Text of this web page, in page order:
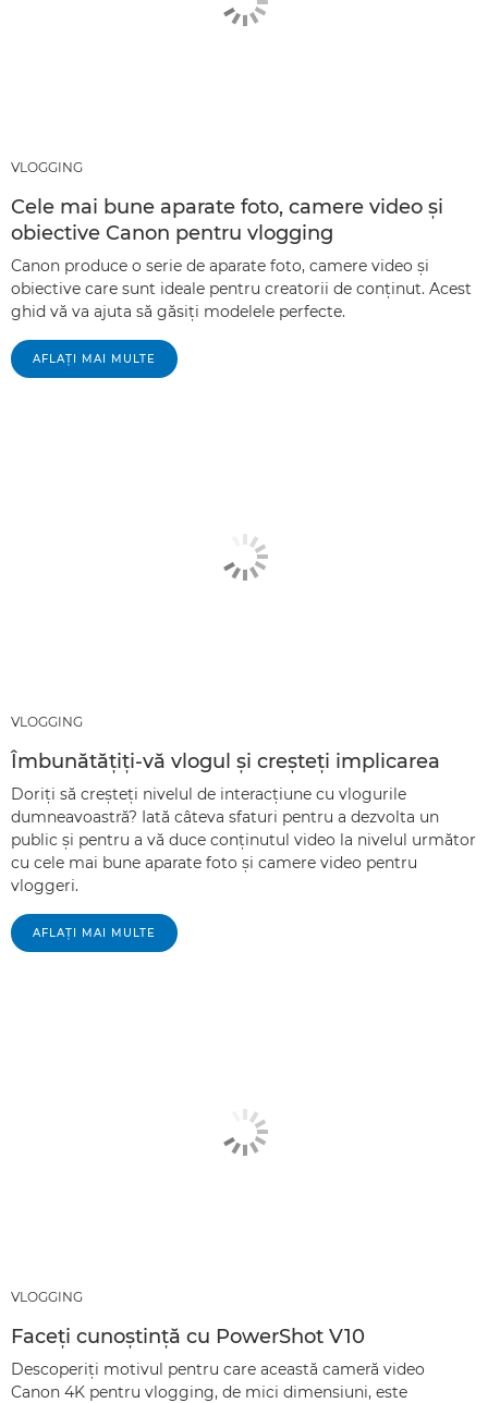
VLOGGING
Cele mai bune aparate foto, camere video şi
obiective Canon pentru vlogging
Canon produce o serie de aparate foto, camere video şi
obiective care sunt ideale pentru creatorii de conţinut. Acest
ghid vă va ajuta să găsiţi modelele perfecte.
AFLAŢI MAI MULTE
VLOGGING
Îmbunătăţiţi-vă vlogul şi creşteţi implicarea
Doriţi să creşteţi nivelul de interacţiune cu vlogurile
dumneavoastră? Iată câteva sfaturi pentru a dezvolta un
public şi pentru a vă duce conţinutul video la nivelul următor
cu cele mai bune aparate foto şi camere video pentru
vloggeri.
AFLAŢI MAI MULTE
VLOGGING
Faceţi cunoştinţă cu PowerShot V10
Descoperiţi motivul pentru care această cameră video
Canon 4K pentru vlogging, de mici dimensiuni, este